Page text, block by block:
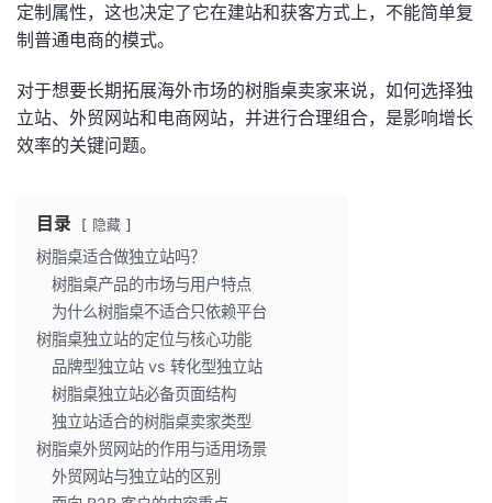
定制属性，这也决定了它在建站和获客方式上，不能简单复
制普通电商的模式。
对于想要长期拓展海外市场的树脂桌卖家来说，如何选择独
立站、外贸网站和电商网站，并进行合理组合，是影响增长
效率的关键问题。
目录 隐藏
树脂桌适合做独立站吗？
树脂桌产品的市场与用户特点
为什么树脂桌不适合只依赖平台
树脂桌独立站的定位与核心功能
品牌型独立站 vs 转化型独立站
树脂桌独立站必备页面结构
独立站适合的树脂桌卖家类型
树脂桌外贸网站的作用与适用场景
外贸网站与独立站的区别